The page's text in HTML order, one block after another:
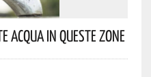
Acqua In Queste Zone